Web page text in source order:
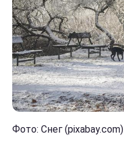
Фото: Снег (pixabay.com)